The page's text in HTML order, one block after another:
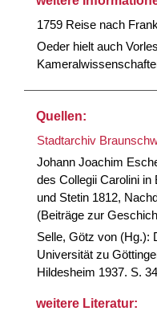
1759 Reise nach
Oeder hielt auch
Quellen:
Stadtarchiv
Johann Joachim
des Collegii Carolini in
und Stetin 1812,
(Beiträge zur
Selle, Götz von (Hg.):
Universität zu
Hildesheim 1937. S.
weitere Literatur: